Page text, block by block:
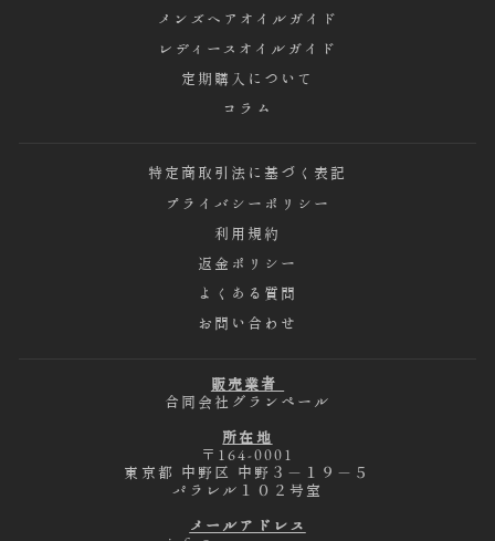
メンズヘアオイルガイド
レディースオイルガイド
定期購入について
コラム
特定商取引法に基づく表記
プライバシーポリシー
利用規約
返金ポリシー
よくある質問
お問い合わせ
販売業者
合同会社グランペール
所在地
〒164-0001
東京都 中野区 中野３－１９－５
パラレル１０２号室
メールアドレス